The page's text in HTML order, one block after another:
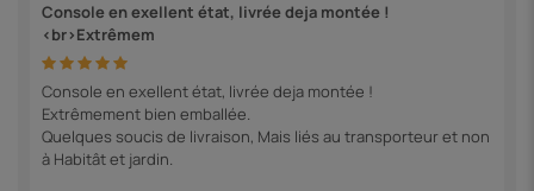
Console en exellent état, livrée deja montée !
<br>Extrêmem
Console en exellent état, livrée deja montée !
Extrêmement bien emballée.
Quelques soucis de livraison, Mais liés au transporteur et non
à Habitât et jardin.